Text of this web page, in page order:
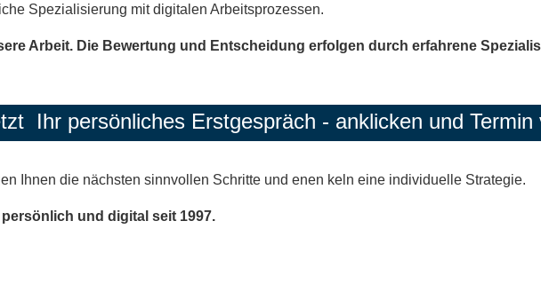
Spezialisierung mit digitalen Arbeitsprozessen.
Arbeit. Die Bewertung und Entscheidung erfolgen durch erfahrene
Ihr persönliches Erstgespräch - anklicken und Termin
Ihnen die nächsten sinnvollen Schritte und enen keln eine individuelle Strategie.
und digital seit 1997.